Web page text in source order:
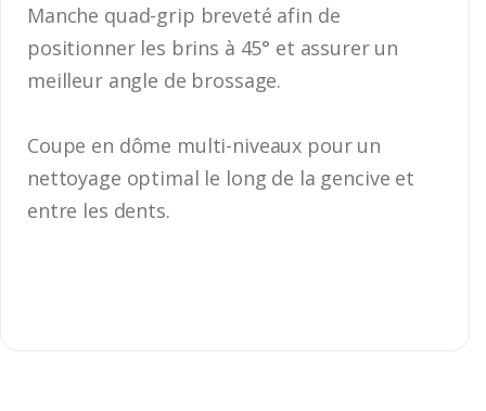
Manche quad-grip breveté afin de
positionner les brins à 45° et assurer un
meilleur angle de brossage.
Coupe en dôme multi-niveaux pour un
nettoyage optimal le long de la gencive et
entre les dents.